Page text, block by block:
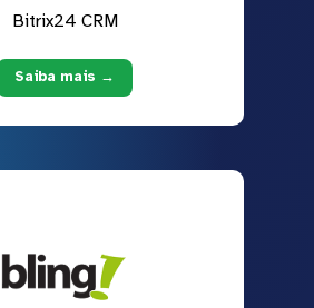
Bitrix24 CRM
Saiba mais →